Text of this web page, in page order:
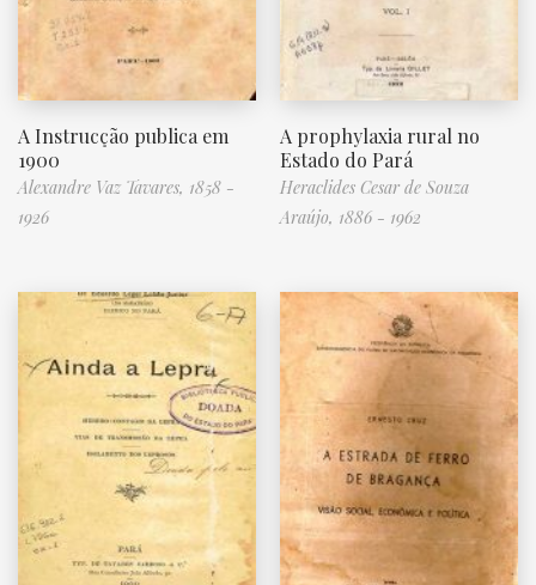
A Instrucção publica em
1900
Alexandre Vaz Tavares, 1858 -
1926
A prophylaxia rural no
Estado do Pará
Heraclides Cesar de Souza
Araújo, 1886 - 1962